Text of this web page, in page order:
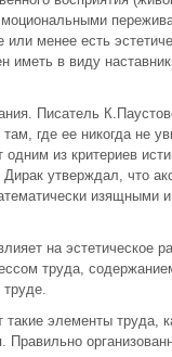
менее есть
иметь в виду
Писатель
где ее никогда не
из критериев
утверждал, что
изящными и
на эстетическое
труда,
элементы труда,
Правильно